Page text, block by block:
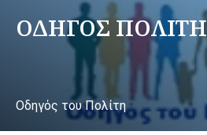
ΟΔΗΓΟΣ ΠΟΛΙΤΗ
Οδηγός του Πολίτη